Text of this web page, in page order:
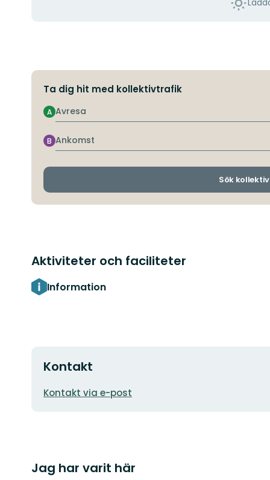
Ta dig hit med kollektivtrafik
Avresa
A
Ankomst
B
Sök
Aktiviteter och faciliteter
Information
Kontakt
E-
Kontakt via e-post
Jag har varit här